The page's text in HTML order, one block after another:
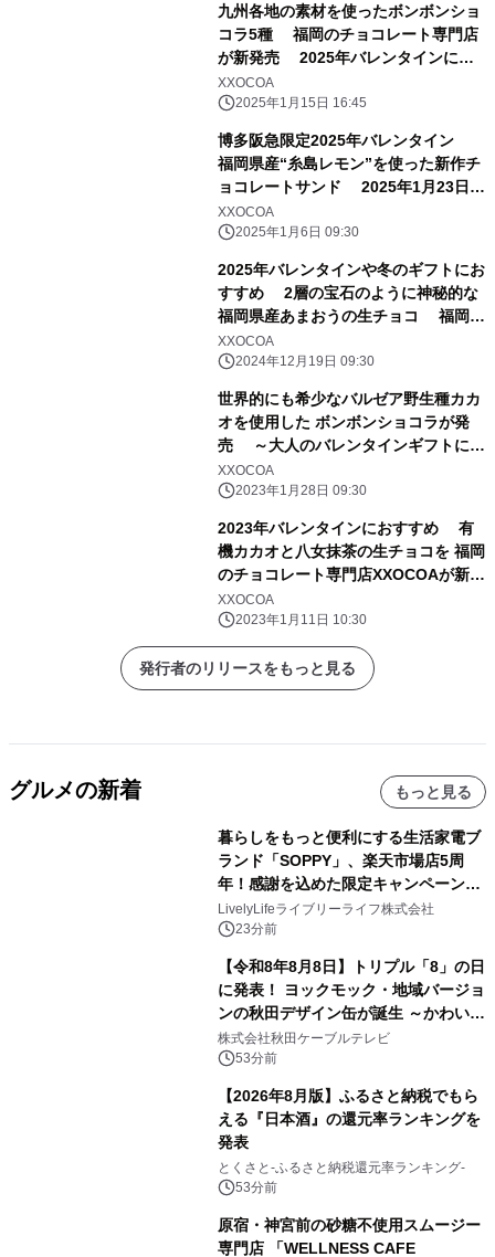
九州各地の素材を使ったボンボンショ
コラ5種 福岡のチョコレート専門店
が新発売 2025年バレンタインにお
すすめ
XXOCOA
2025年1月15日 16:45
博多阪急限定2025年バレンタイン
福岡県産“糸島レモン”を使った新作チ
ョコレートサンド 2025年1月23日か
ら数量限定発売
XXOCOA
2025年1月6日 09:30
2025年バレンタインや冬のギフトにお
すすめ 2層の宝石のように神秘的な
福岡県産あまおうの生チョコ 福岡・
大名のチョコレート専門店の新作スイ
ーツ
XXOCOA
2024年12月19日 09:30
世界的にも希少なバルゼア野生種カカ
オを使用した ボンボンショコラが発
売 ～大人のバレンタインギフトにお
すすめ～
XXOCOA
2023年1月28日 09:30
2023年バレンタインにおすすめ 有
機カカオと八女抹茶の生チョコを 福岡
のチョコレート専門店XXOCOAが新発
売
XXOCOA
2023年1月11日 10:30
発行者のリリースをもっと見る
グルメの新着 もっと見る
暮らしをもっと便利にする生活家電ブ
ランド「SOPPY」、楽天市場店5周
年！感謝を込めた限定キャンペーンを
8月10日より開催
LivelyLifeライブリーライフ株式会社
23分前
【令和8年8月8日】トリプル「8」の日
に発表！ ヨックモック・地域バージョ
ンの秋田デザイン缶が誕生 ～かわいい
秋田犬の子犬と秋田の四季と名所を巡
るパッケージ～ 9月1日(火)秋田県内で
株式会社秋田ケーブルテレビ
53分前
【2026年8月版】ふるさと納税でもら
える『日本酒』の還元率ランキングを
発表
とくさと-ふるさと納税還元率ランキング-
53分前
原宿・神宮前の砂糖不使用スムージー
専門店 「WELLNESS CAFE